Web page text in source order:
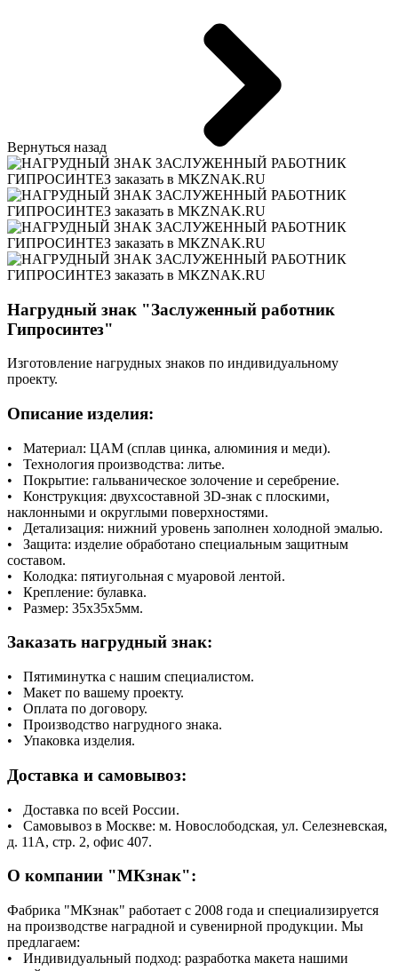
Вернуться назад
Нагрудный знак "Заслуженный работник
Гипросинтез"
Изготовление нагрудных знаков по индивидуальному
проекту.
Описание изделия:
• Материал: ЦАМ (сплав цинка, алюминия и меди).
• Технология производства: литье.
• Покрытие: гальваническое золочение и серебрение.
• Конструкция: двухсоставной 3D-знак с плоскими,
наклонными и округлыми поверхностями.
• Детализация: нижний уровень заполнен холодной эмалью.
• Защита: изделие обработано специальным защитным
составом.
• Колодка: пятиугольная с муаровой лентой.
• Крепление: булавка.
• Размер: 35х35х5мм.
Заказать нагрудный знак:
• Пятиминутка с нашим специалистом.
• Макет по вашему проекту.
• Оплата по договору.
• Производство нагрудного знака.
• Упаковка изделия.
Доставка и самовывоз:
• Доставка по всей России.
• Самовывоз в Москве: м. Новослободская, ул. Селезневская,
д. 11А, стр. 2, офис 407.
О компании "МКзнак":
Фабрика "МКзнак" работает с 2008 года и специализируется
на производстве наградной и сувенирной продукции. Мы
предлагаем:
• Индивидуальный подход: разработка макета нашими